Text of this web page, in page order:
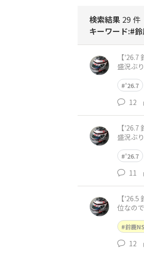
検索結果 29 件
キーワード:#
【
盛況ぶ
'26.7
12
【
盛況ぶ
'26.7
11
【
位なの
鈴鹿
12